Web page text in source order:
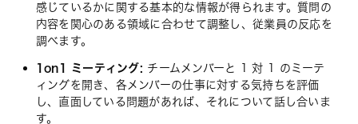
感じているかに関する基本的な情報が得られます。質問の
内容を関心のある領域に合わせて調整し、従業員の反応を
調べます。
1on1 ミーティング: チームメンバーと 1 対 1 のミーテ
ィングを開き、各メンバーの仕事に対する気持ちを評価
し、直面している問題があれば、それについて話し合いま
す。